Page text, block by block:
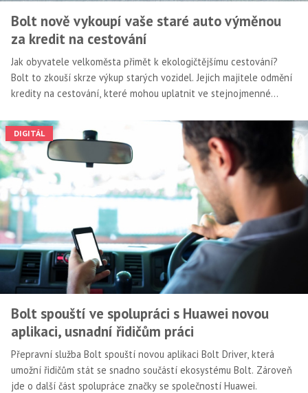
Bolt nově vykoupí vaše staré auto výměnou
za kredit na cestování
Jak obyvatele velkoměsta přimět k ekologičtějšímu cestování?
Bolt to zkouší skrze výkup starých vozidel. Jejich majitele odmění
kredity na cestování, které mohou uplatnit ve stejnojmenné
DIGITÁL
Bolt spouští ve spolupráci s Huawei novou
aplikaci, usnadní řidičům práci
Přepravní služba Bolt spouští novou aplikaci Bolt Driver, která
umožní řidičům stát se snadno součástí ekosystému Bolt. Zároveň
jde o další část spolupráce značky se společností Huawei.